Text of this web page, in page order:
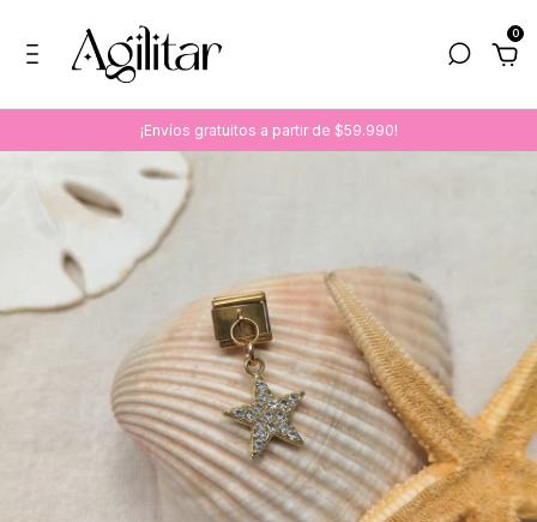
0
¡Envíos gratuitos a partir de $59.990!